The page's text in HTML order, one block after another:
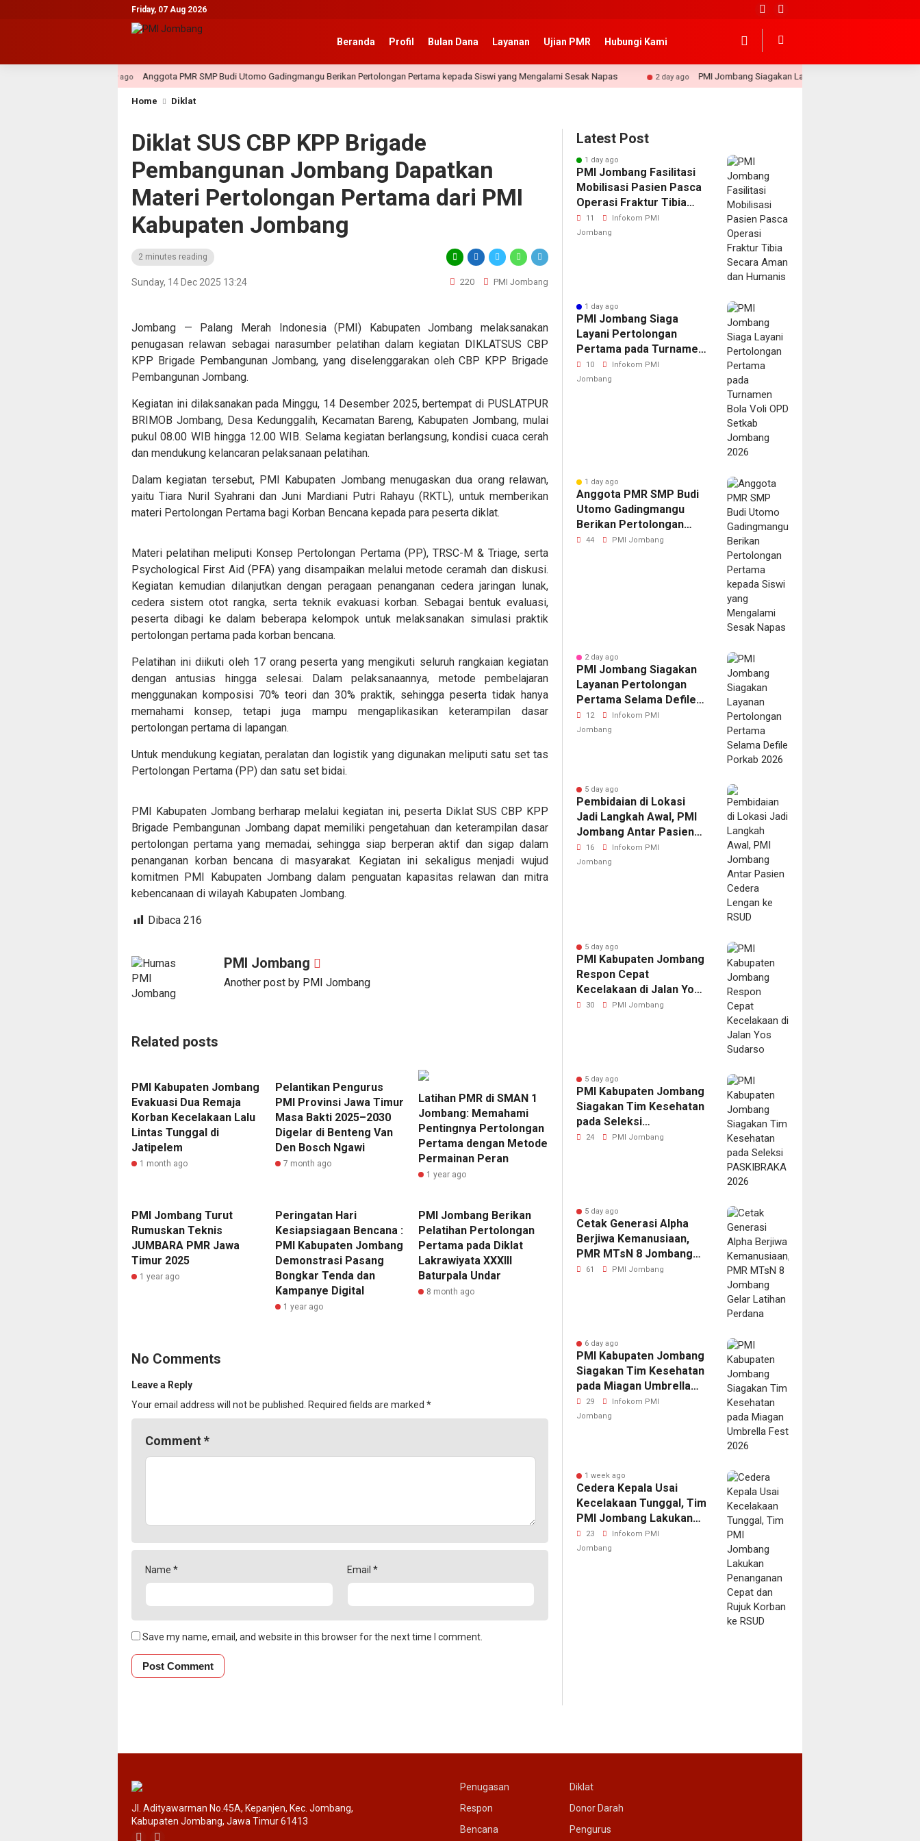
Friday, 07 Aug 2026
Beranda Profil Bulan Dana Layanan Ujian PMR Hubungi Kami
Anggota PMR SMP Budi Utomo Gadingmangu Berikan Pertolongan Pertama kepada Siswi yang Mengalami Sesak Napas 2 day ago PMI Jombang Siagakan Layanan Pertolongan Pertama Selama
Home Diklat
Diklat SUS CBP KPP Brigade
Pembangunan Jombang Dapatkan
Materi Pertolongan Pertama dari PMI
Kabupaten Jombang
2 minutes reading
Sunday, 14 Dec 2025 13:24 220 PMI Jombang
Jombang — Palang Merah Indonesia (PMI) Kabupaten Jombang melaksanakan
penugasan relawan sebagai narasumber pelatihan dalam kegiatan DIKLATSUS CBP
KPP Brigade Pembangunan Jombang, yang diselenggarakan oleh CBP KPP Brigade
Pembangunan Jombang.
Kegiatan ini dilaksanakan pada Minggu, 14 Desember 2025, bertempat di PUSLATPUR
BRIMOB Jombang, Desa Kedunggalih, Kecamatan Bareng, Kabupaten Jombang, mulai
pukul 08.00 WIB hingga 12.00 WIB. Selama kegiatan berlangsung, kondisi cuaca cerah
dan mendukung kelancaran pelaksanaan pelatihan.
Dalam kegiatan tersebut, PMI Kabupaten Jombang menugaskan dua orang relawan,
yaitu Tiara Nuril Syahrani dan Juni Mardiani Putri Rahayu (RKTL), untuk memberikan
materi Pertolongan Pertama bagi Korban Bencana kepada para peserta diklat.
Materi pelatihan meliputi Konsep Pertolongan Pertama (PP), TRSC-M & Triage, serta
Psychological First Aid (PFA) yang disampaikan melalui metode ceramah dan diskusi.
Kegiatan kemudian dilanjutkan dengan peragaan penanganan cedera jaringan lunak,
cedera sistem otot rangka, serta teknik evakuasi korban. Sebagai bentuk evaluasi,
peserta dibagi ke dalam beberapa kelompok untuk melaksanakan simulasi praktik
pertolongan pertama pada korban bencana.
Pelatihan ini diikuti oleh 17 orang peserta yang mengikuti seluruh rangkaian kegiatan
dengan antusias hingga selesai. Dalam pelaksanaannya, metode pembelajaran
menggunakan komposisi 70% teori dan 30% praktik, sehingga peserta tidak hanya
memahami konsep, tetapi juga mampu mengaplikasikan keterampilan dasar
pertolongan pertama di lapangan.
Untuk mendukung kegiatan, peralatan dan logistik yang digunakan meliputi satu set tas
Pertolongan Pertama (PP) dan satu set bidai.
PMI Kabupaten Jombang berharap melalui kegiatan ini, peserta Diklat SUS CBP KPP
Brigade Pembangunan Jombang dapat memiliki pengetahuan dan keterampilan dasar
pertolongan pertama yang memadai, sehingga siap berperan aktif dan sigap dalam
penanganan korban bencana di masyarakat. Kegiatan ini sekaligus menjadi wujud
komitmen PMI Kabupaten Jombang dalam penguatan kapasitas relawan dan mitra
kebencanaan di wilayah Kabupaten Jombang.
Dibaca 216
PMI Jombang
Another post by PMI Jombang
Related posts
PMI Kabupaten Jombang
Evakuasi Dua Remaja
Korban Kecelakaan Lalu
Lintas Tunggal di
Jatipelem
1 month ago
Pelantikan Pengurus
PMI Provinsi Jawa Timur
Masa Bakti 2025–2030
Digelar di Benteng Van
Den Bosch Ngawi
7 month ago
Latihan PMR di SMAN 1
Jombang: Memahami
Pentingnya Pertolongan
Pertama dengan Metode
Permainan Peran
1 year ago
PMI Jombang Turut
Rumuskan Teknis
JUMBARA PMR Jawa
Timur 2025
1 year ago
Peringatan Hari
Kesiapsiagaan Bencana :
PMI Kabupaten Jombang
Demonstrasi Pasang
Bongkar Tenda dan
Kampanye Digital
1 year ago
PMI Jombang Berikan
Pelatihan Pertolongan
Pertama pada Diklat
Lakrawiyata XXXIII
Baturpala Undar
8 month ago
No Comments
Leave a Reply
Your email address will not be published.
Required fields are marked *
Comment *
Name * Email *
Save my name, email, and website in this browser for the next time I comment.
Latest Post
1 day ago
PMI Jombang Fasilitasi
Mobilisasi Pasien Pasca
Operasi Fraktur Tibia
Secara Aman dan
Humanis
11
Infokom PMI
Jombang
1 day ago
PMI Jombang Siaga
Layani Pertolongan
Pertama pada Turnamen
Bola Voli OPD Setkab
Jombang 2026
10
Infokom PMI
Jombang
1 day ago
Anggota PMR SMP Budi
Utomo Gadingmangu
Berikan Pertolongan
Pertama kepada Siswi
44 PMI Jombang
2 day ago
PMI Jombang Siagakan
Layanan Pertolongan
Pertama Selama Defile
Porkab 2026
12
Infokom PMI
Jombang
5 day ago
Pembidaian di Lokasi
Jadi Langkah Awal, PMI
Jombang Antar Pasien
Cedera Lengan ke RSUD
16
Infokom PMI
Jombang
5 day ago
PMI Kabupaten Jombang
Respon Cepat
Kecelakaan di Jalan Yos
Sudarso
30 PMI Jombang
5 day ago
PMI Kabupaten Jombang
Siagakan Tim Kesehatan
pada Seleksi
PASKIBRAKA 2026
24 PMI Jombang
5 day ago
Cetak Generasi Alpha
Berjiwa Kemanusiaan,
PMR MTsN 8 Jombang
Gelar Latihan Perdana
61 PMI Jombang
6 day ago
PMI Kabupaten Jombang
Siagakan Tim Kesehatan
pada Miagan Umbrella
Fest 2026
29
Infokom PMI
Jombang
1 week ago
Cedera Kepala Usai
Kecelakaan Tunggal, Tim
PMI Jombang Lakukan
Penanganan Cepat dan
Rujuk Korban ke RSUD
23
Infokom PMI
Jombang
Penugasan
Respon
Bencana
Diklat
Donor Darah
Pengurus
Jl. Adityawarman No.45A, Kepanjen, Kec. Jombang,
Kabupaten Jombang, Jawa Timur 61413